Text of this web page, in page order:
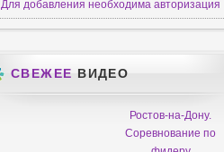
Для добавления необходима авторизация
СВЕЖЕЕ ВИДЕО
Ростов-на-Дону.
Соревнование по